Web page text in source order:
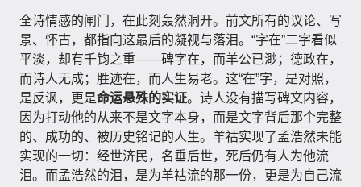
全诗情感的闸门，在此刻轰然洞开。前文所有的议论、写
景、怀古，都指向这最后的凝视与落泪。“字在”二字看似
平淡，却有千钧之重——碑字在，而羊公已渺；德政在，
而诗人无成；胜迹在，而人生易老。这“在”字，是对照，
是反讽，更是命运悬殊的实证。诗人没有描写碑文内容，
因为打动他的从来不是文字本身，而是文字背后那个完整
的、成功的、被历史铭记的人生。羊祜实现了孟浩然未能
实现的一切：经世济民，名垂后世，死后仍有人为他流
泪。而孟浩然的泪，是为羊祜流的那一份，更是为自己流